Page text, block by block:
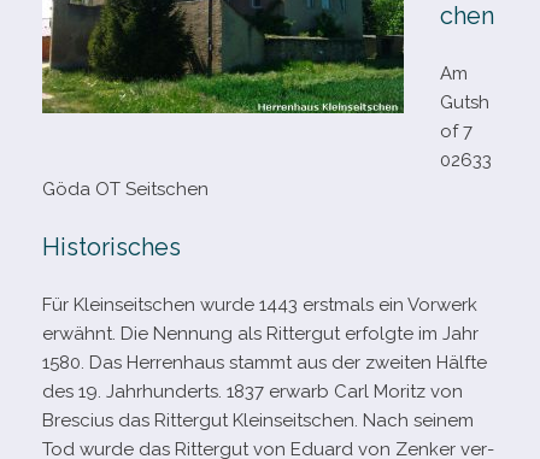
chen
Am
Gutsh
of 7
02633
Göda OT Seitschen
Historisches
Für Kleinseitschen wurde 1443 erst­mals ein Vorwerk
erwähnt. Die Nennung als Rittergut erfolgte im Jahr
1580. Das Herrenhaus stammt aus der zwei­ten Hälfte
des 19. Jahrhunderts. 1837 erwarb Carl Moritz von
Brescius das Rittergut Kleinseitschen. Nach sei­nem
Tod wurde das Rittergut von Eduard von Zenker ver­